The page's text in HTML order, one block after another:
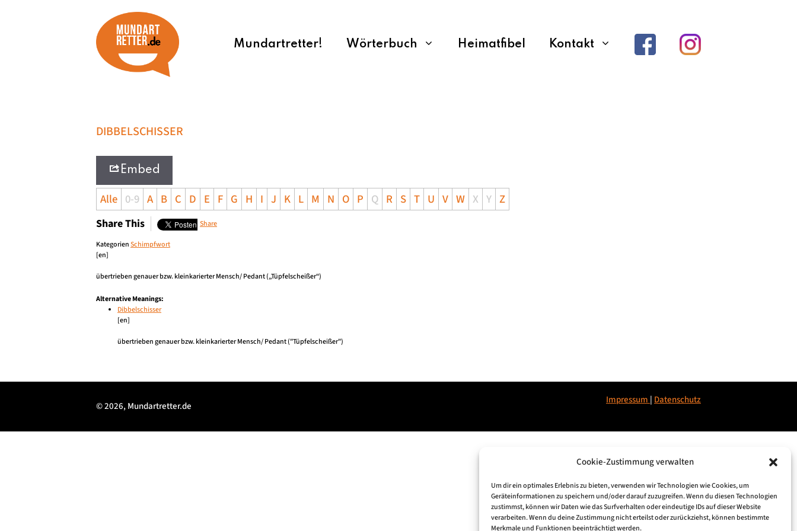
Cookie-Zustimmung verwalten
Um dir ein optimales Erlebnis zu bieten, verwenden wir Technologien wie Cookies, um
Geräteinformationen zu speichern und/oder darauf zuzugreifen. Wenn du diesen Technologien
zustimmst, können wir Daten wie das Surfverhalten oder eindeutige IDs auf dieser Website
verarbeiten. Wenn du deine Zustimmung nicht erteilst oder zurückziehst, können bestimmte
Merkmale und Funktionen beeinträchtigt werden.
Mundartretter! Wörterbuch Heimatfibel Kontakt
DIBBELSCHISSER
Embed
Alle 0-9 A B C D E F G H I J K L M N O P Q R S T U V W X Y Z
Share This Share
KategorienSchimpfwort
[en]
übertrieben genauer bzw. kleinkarierter Mensch/ Pedant („Tüpfelscheißer“)
Alternative Meanings:
Dibbelschisser
[en]
übertrieben genauer bzw. kleinkarierter Mensch/ Pedant ("Tüpfelscheißer")
Impressum | Datenschutz
© 2026, Mundartretter.de